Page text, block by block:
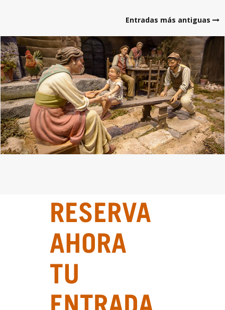
Entradas más antiguas
RESERVA
AHORA
TU
ENTRADA